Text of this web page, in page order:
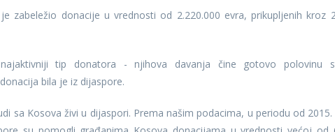
zabeležio donacije u vrednosti od 2.220.000 evra, prikupljenih kroz
tip donatora - njihova davanja čine gotovo polovinu
bila je iz dijaspore.
sa Kosova živi u dijaspori. Prema našim podacima, u periodu od 2015.